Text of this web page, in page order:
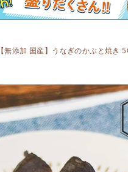
【無添加 国産】うなぎのかぶと焼き